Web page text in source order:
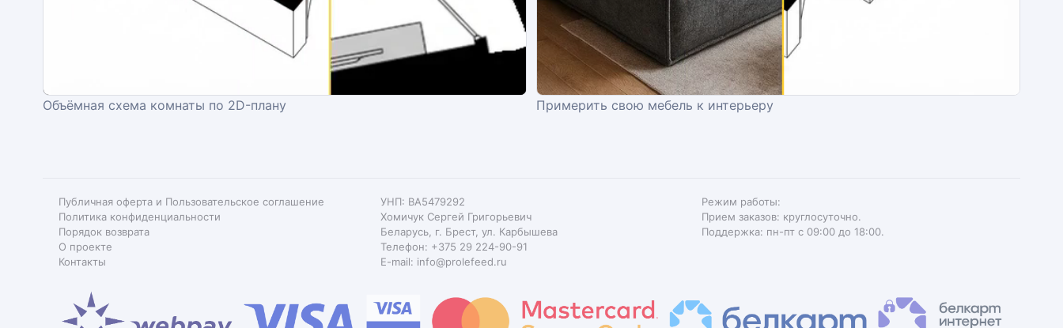
Объёмная схема комнаты по 2D-плану Примерить свою мебель к интерьеру
Публичная оферта и Пользовательское соглашение
Политика конфиденциальности
Порядок возврата
О проекте
Контакты
УНП: BA5479292
Хомичук Сергей Григорьевич
Беларусь, г. Брест, ул. Карбышева
Телефон: +375 29 224-90-91
E-mail: info@prolefeed.ru
Режим работы:
Прием заказов: круглосуточно.
Поддержка: пн-пт с 09:00 до 18:00.